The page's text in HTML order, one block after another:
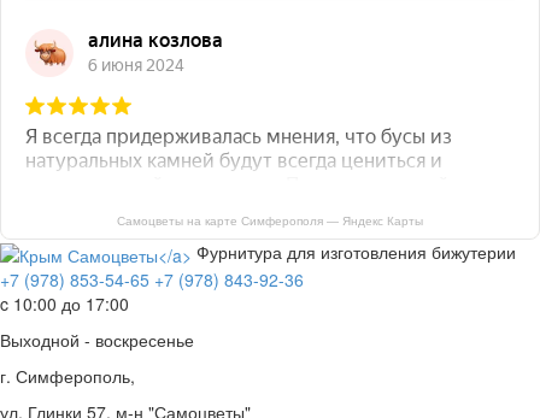
Самоцветы на карте Симферополя — Яндекс Карты
Фурнитура для изготовления бижутерии
+7 (978) 853-54-65 +7 (978) 843-92-36
c 10:00 до 17:00
Выходной - воскресенье
г. Симферополь,
ул. Глинки 57, м-н "Самоцветы"